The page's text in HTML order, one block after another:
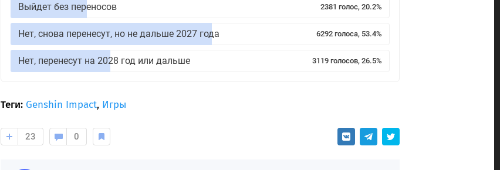
Выйдет без переносов 2381 голос, 20.2%
Нет, снова перенесут, но не дальше 2027 года 6292 голоса, 53.4%
Нет, перенесут на 2028 год или дальше 3119 голосов, 26.5%
Теги: Genshin Impact, Игры
23 0